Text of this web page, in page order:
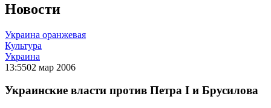
Новости
Украина оранжевая
Культура
Украина
13:5502 мар 2006
Украинские власти против Петра I и Брусилова